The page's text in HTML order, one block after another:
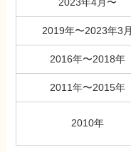
2023年4月〜
2019年〜2023年3月
2016年〜2018年
2011年〜2015年
2010年